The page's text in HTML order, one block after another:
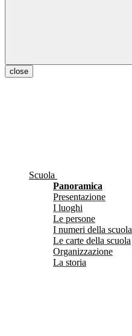
close
Scuola
Panoramica
Presentazione
I luoghi
Le persone
I numeri della scuola
Le carte della scuola
Organizzazione
La storia